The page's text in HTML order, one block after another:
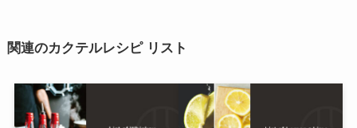
関連のカクテルレシピ リスト